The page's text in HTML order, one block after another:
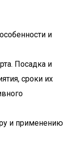
и
Посадка и
сроки их